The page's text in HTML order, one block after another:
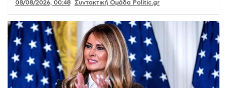
08/08/2026, 00:48 Συντακτική Ομάδα Politic.gr